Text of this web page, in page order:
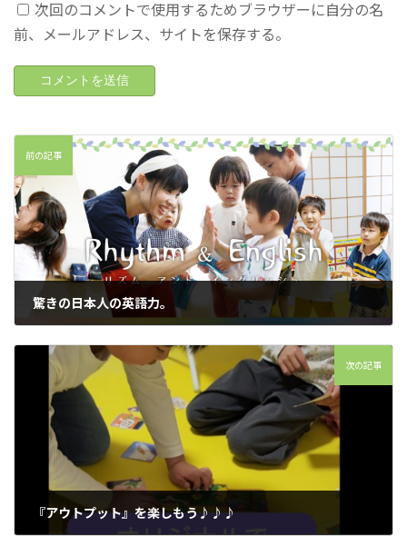
次回のコメントで使用するためブラウザーに自分の名
前、メールアドレス、サイトを保存する。
前の記事
驚きの日本人の英語力。
2024年4月13日
次の記事
『アウトプット』を楽しもう♪︎♪︎♪︎